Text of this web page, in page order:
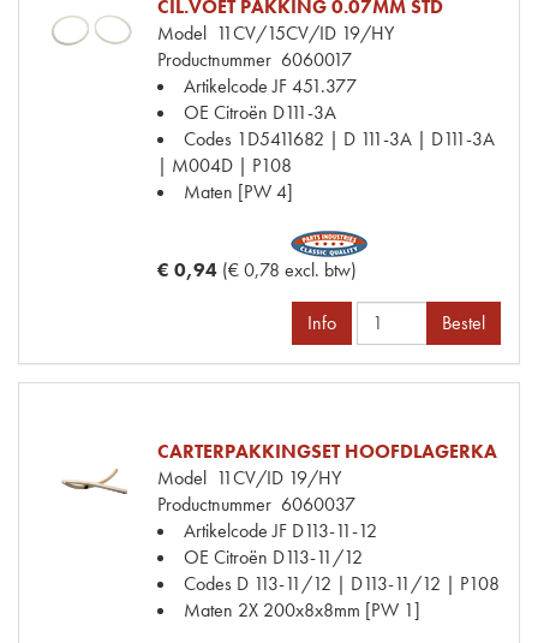
CIL.VOET PAKKING 0.07MM STD
Model 11CV/15CV/ID 19/HY
Productnummer 6060017
Artikelcode JF451.377
OE Citroën D111-3A
Codes 1D5411682 | D 111-3A | D111-3A
| M004D | P108
Maten [PW 4]
€ 0,94 (€ 0,78 excl. btw)
Info Bestel
CARTERPAKKINGSET HOOFDLAGERKA
Model 11CV/ID 19/HY
Productnummer 6060037
Artikelcode JF D113-11-12
OE Citroën D113-11/12
Codes D 113-11/12 | D113-11/12 | P108
Maten 2X 200x8x8mm [PW 1]